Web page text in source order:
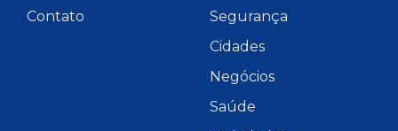
Contato
Segurança
Cidades
Negócios
Saúde